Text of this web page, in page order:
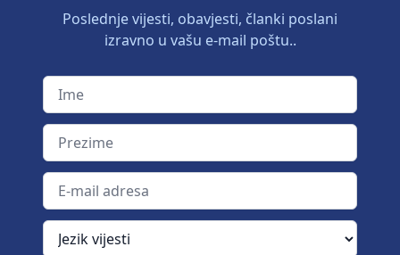
Poslednje vijesti, obavjesti, članki poslani
izravno u vašu e-mail poštu..
Ime
Prezime
E-mail adresa
Jezik vijesti